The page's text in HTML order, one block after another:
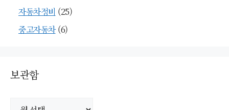
자동차정비 (25)
중고자동차(6)
보관함